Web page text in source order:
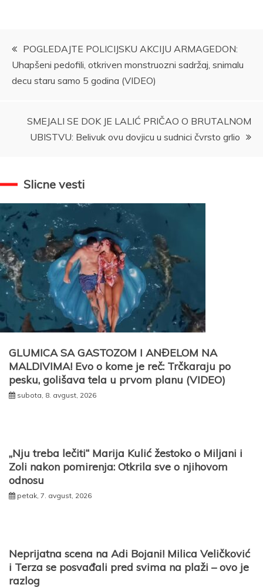
Kretanje
članka
POGLEDAJTE POLICIJSKU AKCIJU ARMAGEDON:
Uhapšeni pedofili, otkriven monstruozni sadržaj, snimalu
decu staru samo 5 godina (VIDEO)
SMEJALI SE DOK JE LALIĆ PRIČAO O BRUTALNOM
UBISTVU: Belivuk ovu dovjicu u sudnici čvrsto grlio
Slicne vesti
GLUMICA SA GASTOZOM I ANĐELOM NA
MALDIVIMA! Evo o kome je reč: Trčkaraju po
pesku, golišava tela u prvom planu (VIDEO)
subota, 8. avgust, 2026
„Nju treba lečiti“ Marija Kulić žestoko o Miljani i
Zoli nakon pomirenja: Otkrila sve o njihovom
odnosu
petak, 7. avgust, 2026
Neprijatna scena na Adi Bojani! Milica Veličković
i Terza se posvađali pred svima na plaži – ovo je
razlog